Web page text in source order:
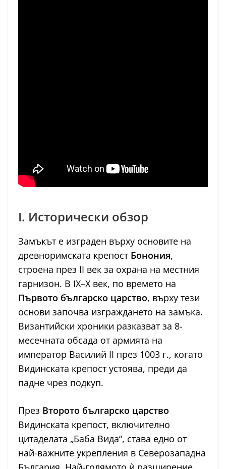
I. Исторически обзор
Замъкът е изграден върху основите на
древноримската крепост Бонония,
строена през II век за охрана на местния
гарнизон. В IX–X век, по времето на
Първото българско царство, върху тези
основи започва изграждането на замъка.
Византийски хроники разказват за 8-
месечната обсада от армията на
император Василий II през 1003 г., когато
Видинската крепост устоява, преди да
падне чрез подкуп.
През Второто българско царство
Видинската крепост, включително
цитаделата „Баба Вида“, става едно от
най-важните укрепления в Северозападна